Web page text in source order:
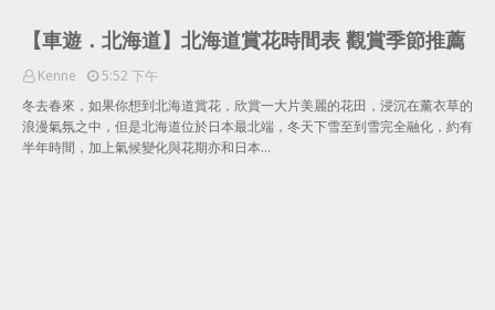
【車遊．北海道】北海道賞花時間表 觀賞季節推薦
Kenne
5:52 下午
冬去春來，如果你想到北海道賞花，欣賞一大片美麗的花田，浸沉在薰衣草的
浪漫氣氛之中，但是北海道位於日本最北端，冬天下雪至到雪完全融化，約有
半年時間，加上氣候變化與花期亦和日本…